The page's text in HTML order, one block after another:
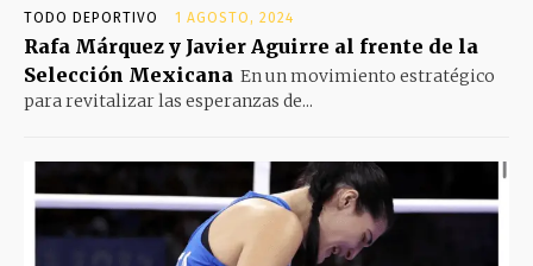
TODO DEPORTIVO 1 AGOSTO, 2024
Rafa Márquez y Javier Aguirre al frente de la
Selección Mexicana En un movimiento estratégico
para revitalizar las esperanzas de...